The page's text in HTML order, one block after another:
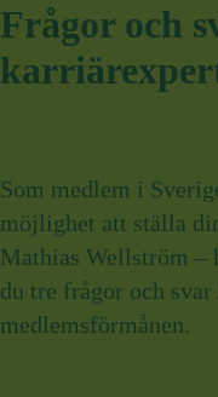
Frågor och
Som medlem i
möjlighet att ställa
Mathias Wellström –
du tre frågor och
medlemsförmånen.